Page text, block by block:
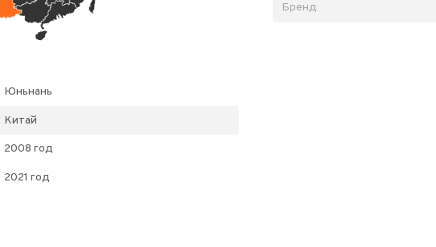
Юньнань
Китай
2008 год
2021 год
Бренд